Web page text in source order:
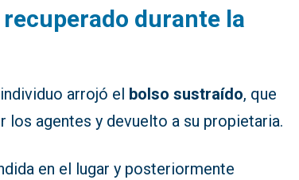
durante la
arrojó el bolso sustraído, que
los agentes y devuelto a su propietaria.
en el lugar y posteriormente